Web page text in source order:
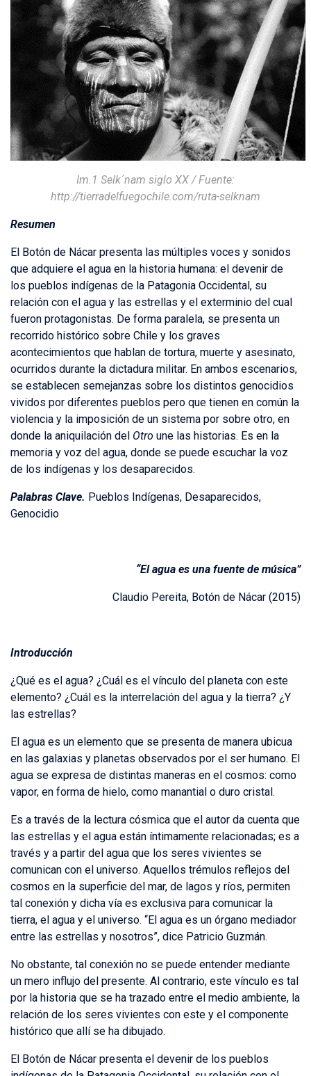
Im.1 Selk´nam siglo XX / Fuente:
http://tierradelfuegochile.com/ruta-selknam
Resumen
El Botón de Nácar presenta las múltiples voces y sonidos
que adquiere el agua en la historia humana: el devenir de
los pueblos indígenas de la Patagonia Occidental, su
relación con el agua y las estrellas y el exterminio del cual
fueron protagonistas. De forma paralela, se presenta un
recorrido histórico sobre Chile y los graves
acontecimientos que hablan de tortura, muerte y asesinato,
ocurridos durante la dictadura militar. En ambos escenarios,
se establecen semejanzas sobre los distintos genocidios
vividos por diferentes pueblos pero que tienen en común la
violencia y la imposición de un sistema por sobre otro, en
donde la aniquilación del Otro une las historias. Es en la
memoria y voz del agua, donde se puede escuchar la voz
de los indígenas y los desaparecidos.
Palabras Clave. Pueblos Indígenas, Desaparecidos,
Genocidio
“El agua es una fuente de música”
Claudio Pereita, Botón de Nácar (2015)
Introducción
¿Qué es el agua? ¿Cuál es el vínculo del planeta con este
elemento? ¿Cuál es la interrelación del agua y la tierra? ¿Y
las estrellas?
El agua es un elemento que se presenta de manera ubicua
en las galaxias y planetas observados por el ser humano. El
agua se expresa de distintas maneras en el cosmos: como
vapor, en forma de hielo, como manantial o duro cristal.
Es a través de la lectura cósmica que el autor da cuenta que
las estrellas y el agua están íntimamente relacionadas; es a
través y a partir del agua que los seres vivientes se
comunican con el universo. Aquellos trémulos reflejos del
cosmos en la superficie del mar, de lagos y ríos, permiten
tal conexión y dicha vía es exclusiva para comunicar la
tierra, el agua y el universo. “El agua es un órgano mediador
entre las estrellas y nosotros”, dice Patricio Guzmán.
No obstante, tal conexión no se puede entender mediante
un mero influjo del presente. Al contrario, este vínculo es tal
por la historia que se ha trazado entre el medio ambiente, la
relación de los seres vivientes con este y el componente
histórico que allí se ha dibujado.
El Botón de Nácar presenta el devenir de los pueblos